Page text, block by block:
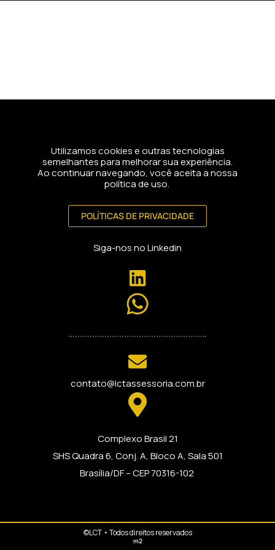
Utilizamos cookies e outras tecnologias
semelhantes para melhorar sua experiência.
Ao continuar navegando, você aceita a nossa
política de uso.
POLÍTICAS DE PRIVACIDADE
Siga-nos no Linkedin
contato@lctassessoria.com.br
Complexo Brasil 21
SHS Quadra 6, Conj. A, Bloco A, Sala 501
Brasília/DF – CEP 70316-102
©LCT • Todos direitos reservados
m2